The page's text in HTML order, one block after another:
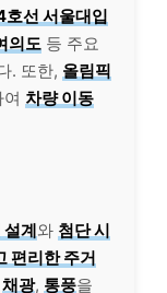
호선 서울대입
의도 등 주요
. 또한, 올림픽
차량 이동
설계와 첨단 시
편리한 주거
채광, 통풍을